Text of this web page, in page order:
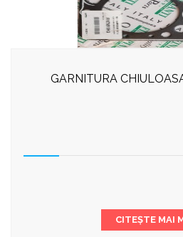
GARNITURA
CITEȘTE MAI